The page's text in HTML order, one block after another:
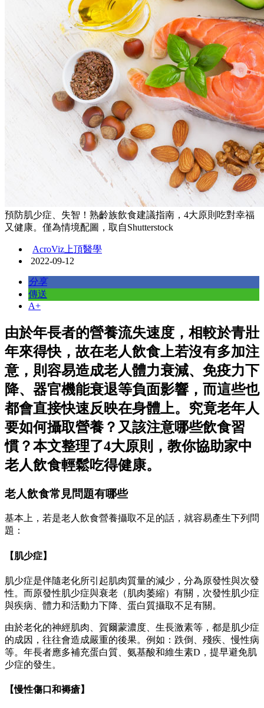
預防肌少症、失智！熟齡族飲食建議指南，4大原則吃對幸福
又健康。僅為情境配圖，取自Shutterstock
AcroViz上頂醫學
2022-09-12
分享
傳送
A+
由於年長者的營養流失速度，相較於青壯
年來得快，故在老人飲食上若沒有多加注
意，則容易造成老人體力衰減、免疫力下
降、器官機能衰退等負面影響，而這些也
都會直接快速反映在身體上。究竟老年人
要如何攝取營養？又該注意哪些飲食習
慣？本文整理了4大原則，教你協助家中
老人飲食輕鬆吃得健康。
老人飲食常見問題有哪些
基本上，若是老人飲食營養攝取不足的話，就容易產生下列問
題：
【肌少症】
肌少症是伴隨老化所引起肌肉質量的減少，分為原發性與次發
性。而原發性肌少症與衰老（肌肉萎縮）有關，次發性肌少症
與疾病、體力和活動力下降、蛋白質攝取不足有關。
由於老化的神經肌肉、賀爾蒙濃度、生長激素等，都是肌少症
的成因，往往會造成嚴重的後果。例如：跌倒、殘疾、慢性病
等。年長者應多補充蛋白質、氨基酸和維生素D，提早避免肌
少症的發生。
【慢性傷口和褥瘡】